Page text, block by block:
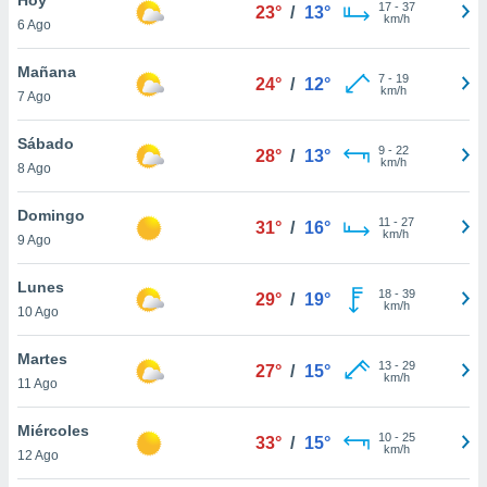
en
más
nuestra
de
cookies
aceptar
6 Ago
23° / 13° 17- 37
km/h
Mañana
7 Ago
24° / 12° 7- 19
km/h
Sábado
8 Ago
28° / 13° 9- 22
km/h
Domingo
9 Ago
31° / 16° 11 - 27
km/h
Lunes
10 Ago
29° / 19° 18- 39
km/h
Martes
11 Ago
27° / 15° 13- 29
km/h
Miércoles
12 Ago
33° / 15° 10- 25
km/h